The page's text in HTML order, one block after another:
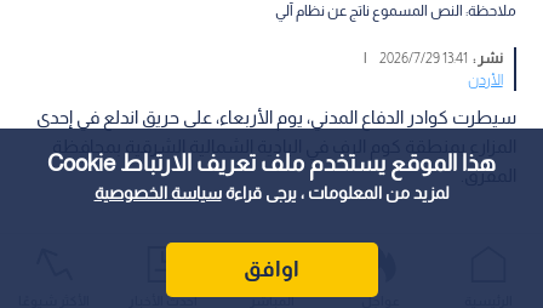
هذا الموقع يستخدم ملف تعريف الارتباط Cookie
لمزيد من المعلومات ، يرجى قراءةسياسة الخصوصية
اوافق
ملاحظة: النص المسموع ناتج عن نظام آلي
نشر : 13:41 2026/7/29
|
الأردن
سيطرت كوادر الدفاع المدني، يوم الأربعاء، على حريق اندلع في إحدى
المفرق.
عواجل المباشر أحدث الأخبار